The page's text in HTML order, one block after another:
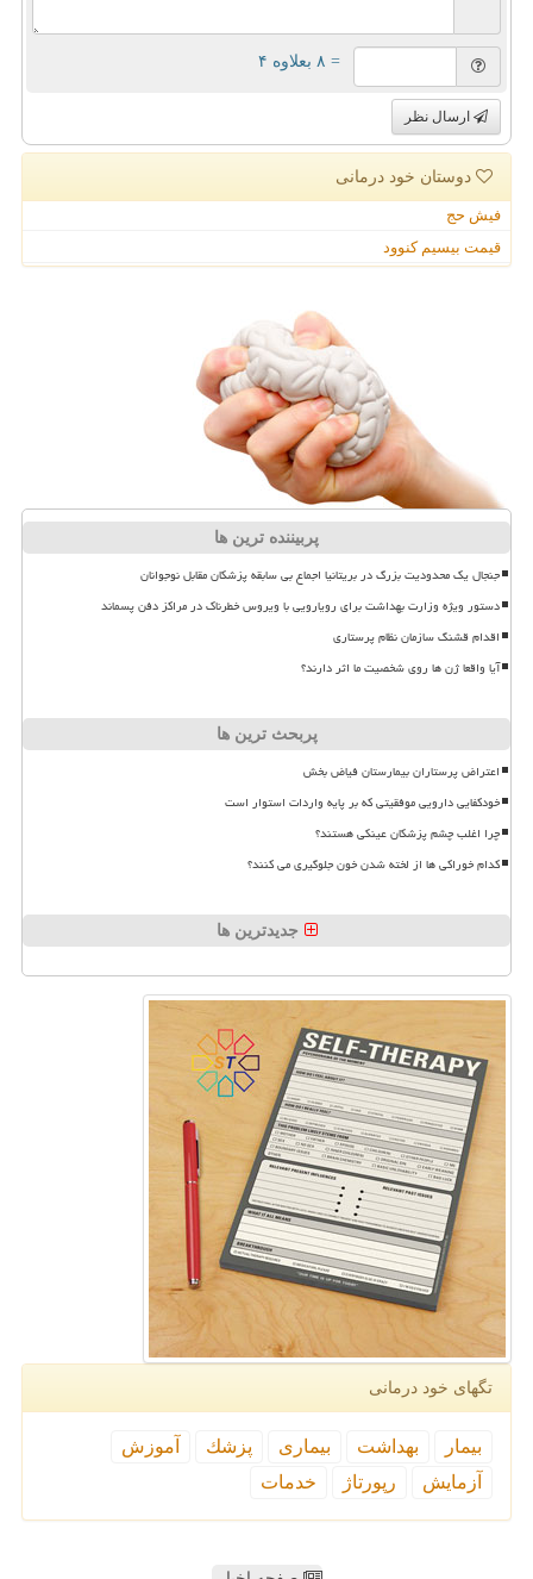
= ۸ بعلاوه ۴
ارسال نظر
دوستان خود درمانی
فیش حج
قیمت بیسیم کنوود
پربیننده ترین ها
جنجال یک محدودیت بزرگ در بریتانیا اجماع بی سابقه پزشکان مقابل نوجوانان
دستور ویژه وزارت بهداشت برای رویارویی با ویروس خطرناک در مراکز دفن پسماند
اقدام قشنگ سازمان نظام پرستاری
آیا واقعا ژن ها روی شخصیت ما اثر دارند؟
پربحث ترین ها
اعتراض پرستاران بیمارستان فیاض بخش
خودکفایی دارویی موفقیتی که بر پایه واردات استوار است
چرا اغلب چشم پزشکان عینکی هستند؟
کدام خوراکی ها از لخته شدن خون جلوگیری می کنند؟
جدیدترین ها
تگهای خود درمانی
بیمار بهداشت بیماری پزشك
آموزش
آزمایش
رپورتاژ خدمات